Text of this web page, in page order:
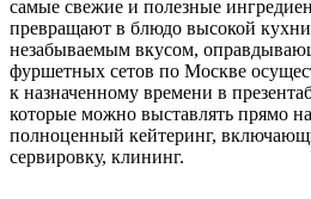
самые свежие и полезные
превращают в блюдо высокой кухни
незабываемым вкусом,
фуршетных сетов по Москве
к назначенному времени в
которые можно выставлять прямо
полноценный кейтеринг,
сервировку, клининг.